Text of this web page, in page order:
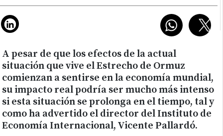
A pesar de que los efectos de la actual
situación que vive el Estrecho de Ormuz
comienzan a sentirse en la economía mundial,
su impacto real podría ser mucho más intenso
si esta situación se prolonga en el tiempo, tal y
como ha advertido el director del Instituto de
Economía Internacional, Vicente Pallardó.